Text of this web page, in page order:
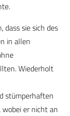
sie sich des
in allen
Wiederholt
stümperhaften
er nicht an